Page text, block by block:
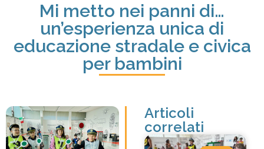
Mi metto nei panni di…
un’esperienza unica di
educazione stradale e civica
per bambini
Articoli
correlati